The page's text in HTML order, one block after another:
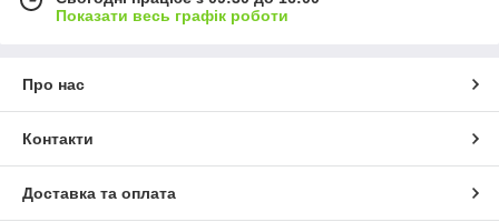
Показати весь графік роботи
Про нас
Контакти
Доставка та оплата